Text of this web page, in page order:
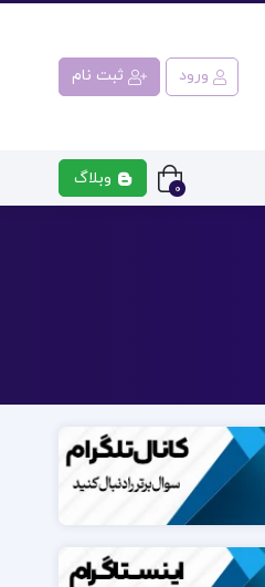
ورود ثبت نام
0 وبلاگ